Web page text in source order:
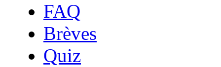
FAQ
Brèves
Quiz